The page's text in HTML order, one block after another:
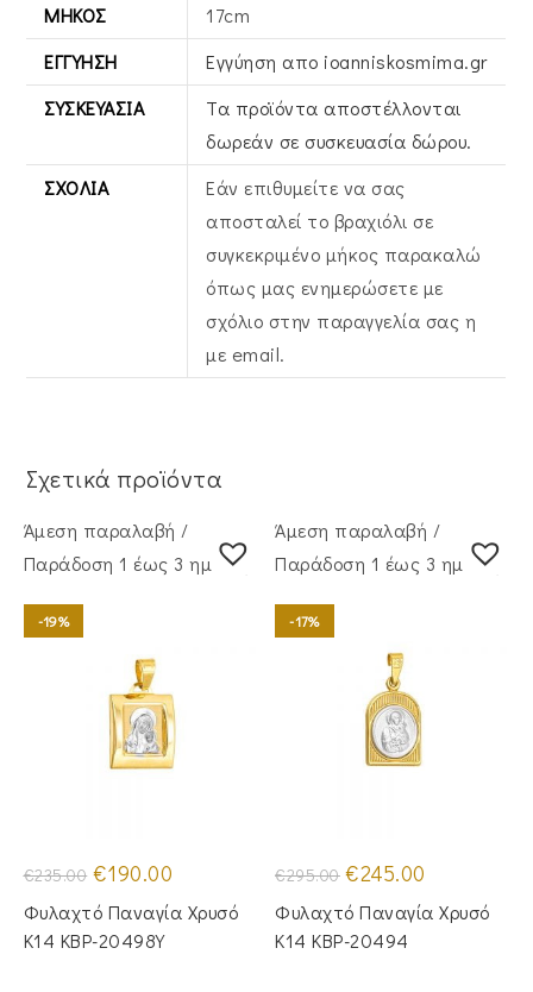
ΜΉΚΟΣ
17cm
ΕΓΓΎΗΣΗ
Εγγύηση απο ioanniskosmima.gr
ΣΥΣΚΕΥΑΣΊΑ
Τα προϊόντα αποστέλλονται
δωρεάν σε συσκευασία δώρου.
ΣΧΌΛΙΑ
Εάν επιθυμείτε να σας
αποσταλεί το βραχιόλι σε
συγκεκριμένο μήκος παρακαλώ
όπως μας ενημερώσετε με
σχόλιο στην παραγγελία σας η
με email.
Σχετικά προϊόντα
Άμεση παραλαβή /
Παράδoση 1 έως 3 ημέρες
-19%
€235.00 Original
price
was:
€235.00.
€190.00
τιμή
είναι:
Φυλαχτό Παναγία Χρυσό
Κ14 KBP-20498Y
Άμεση παραλαβή /
Παράδoση 1 έως 3 ημέρες
-17%
€295.00 Original
price
was:
€295.00.
€245.00
τιμή
είναι:
Φυλαχτό Παναγία Χρυσό
Κ14 KBP-20494